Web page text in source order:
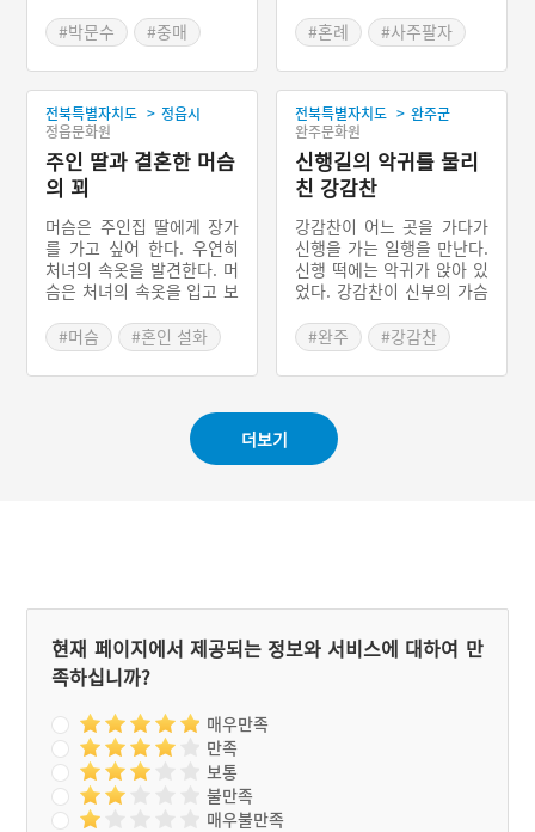
서 일하는 처녀와 입맞춤하
면 장가보내주겠다고 하자,
눈에 뭐가 들어갔다고 하면
서 멀리서 보면 입맞춤하는
것처럼 보이게 한다. 어느
집에 묵게 된 박문수가 주인
여자의 미색을 탐하다가 총
각의 기지로 죽을 고비를 넘
긴다. 박문수가 총각을 정승
의 세 딸 중에서 큰 딸에게
중매를 선다. 나머지 두 딸
도 시집을 가자, 남편을 두
고 자매간에 분란이 일어난
천 냥 내기를 시켜 딸들 사
이의 싸움을 끝내려 한다.
총각만이 중과의 내기에서
위에게 맡긴다고 하는 이야
#박문수 #중매
처 없이 떠돌다가 우연찮게
삼정승 딸이 공부하는 초당
을 발견한다. 소년은 삼정승
딸 중에서 맏이에게 사정 얘
기를 하고, 세 처녀와 동침
하게 된다. 호환에 갈 팔자
에서 벗어난 아이는 과거에
장원급제한다. 그리고 삼정
승 딸을 데리고 고향으로 돌
아와서 부모를 모시고 잘 살
았다고 한다.
#혼례
#사주팔자
전북특별자치도 > 정읍시
정읍문화원
주인 딸과 결혼한 머슴
의 꾀
머슴은 주인집 딸에게 장가
를 가고 싶어 한다. 우연히
처녀의 속옷을 발견한다. 머
슴은 처녀의 속옷을 입고 보
자기 딸의 속옷을 입은 머슴
을 본다. 주인은 머슴이 자
기 딸 방에서 자고 나오면서
온 것으로 생각한다. 주인
영감은 이상한 소문이 나기
전에 머슴에게 딸을 시집보
#머슴 #혼인 설화
전북특별자치도 > 완주군
완주문화원
신행길의 악귀를 물리
친 강감찬
강감찬이 어느 곳을 가다가
신행을 가는 일행을 만난다.
신행 떡에는 악귀가 앉아 있
었다. 강감찬이 신부의 가슴
치고, 누구 택일을 했느냐고
한다. 강감찬은 택일한 노인
에게 악귀 살이 있는 날을
라고 한다. 그러자 노인은
하늘의 천당성이 와서 악귀
를 물리쳐 주기 때문에 이날
#완주
#강감찬
더보기
현재 페이지에서 제공되는 정보와 서비스에 대하여 만
족하십니까?
매우만족
만족
보통
불만족
매우불만족